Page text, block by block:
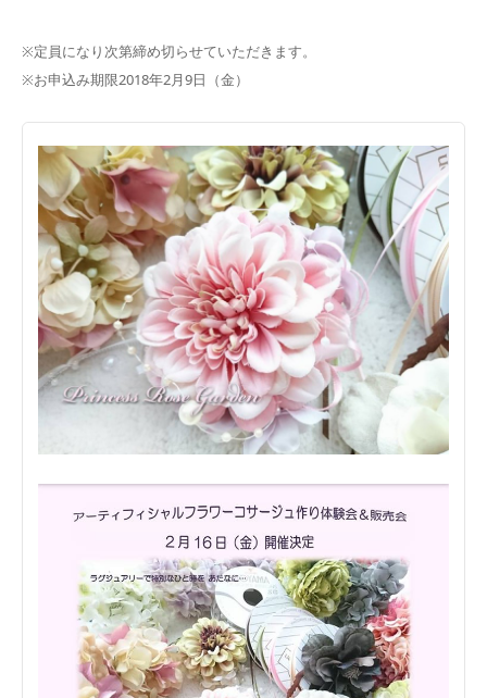
※定員になり次第締め切らせていただきます。
※お申込み期限2018年2月9日（金）